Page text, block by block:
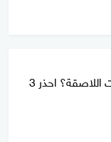
هل ترتدي العدسات اللاصقة؟ احذر 3